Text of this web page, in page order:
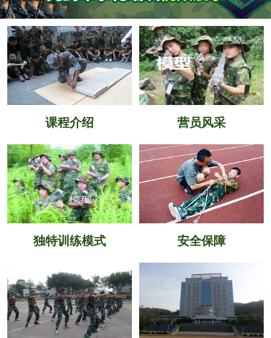
课程介绍 营员风采
独特训练模式 安全保障